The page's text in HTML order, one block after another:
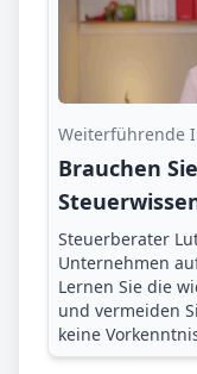
Weiterführende
Brauchen
Steuerberater
Unternehmen
Lernen Sie die
und vermeiden
keine